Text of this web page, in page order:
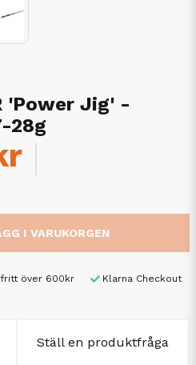
'Power Jig' -
28g
I VARUKORGEN
över 600kr Klarna Checkout
Ställ en produktfråga